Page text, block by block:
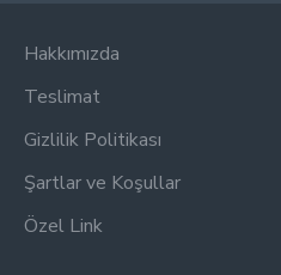
Hakkımızda
Teslimat
Gizlilik Politikası
Şartlar ve Koşullar
Özel Link